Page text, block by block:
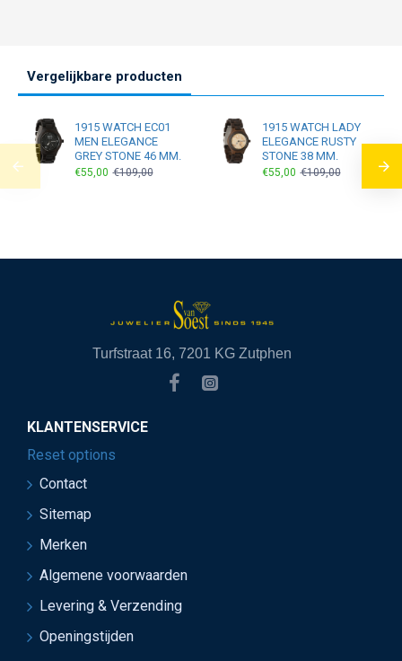
Vergelijkbare producten
1915 WATCH EC01
MEN ELEGANCE
GREY STONE 46 MM.
€55,00 €109,00
1915 WATCH LADY
ELEGANCE RUSTY
STONE 38 MM.
€55,00 €109,00
Turfstraat 16, 7201 KG Zutphen
KLANTENSERVICE
Reset options
Contact
Sitemap
Merken
Algemene voorwaarden
Levering & Verzending
Openingstijden